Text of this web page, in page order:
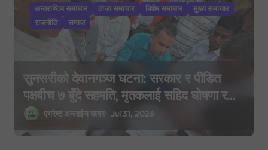
अन्तराष्टिय समाचार ताजा समाचार बिशेष समाचार
मुख्य समाचार
राजनीति
समाज
सुनसरीको देवानगञ्ज घटना: सरकार र पीडित
पक्षबीच ७ बुँदे सहमति, मृतकलाई सहिद घोषणा र
परिवारलाई राहत दिइने
एभरेष्ट अन्लाईन खबर Jul 31, 2026